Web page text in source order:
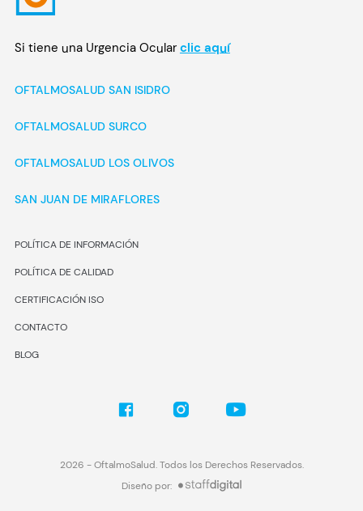
Si tiene una Urgencia Ocular clic aquí
OFTALMOSALUD SAN ISIDRO
OFTALMOSALUD SURCO
OFTALMOSALUD LOS OLIVOS
SAN JUAN DE MIRAFLORES
POLÍTICA DE INFORMACIÓN
POLÍTICA DE CALIDAD
CERTIFICACIÓN ISO
CONTACTO
BLOG
2026 - OftalmoSalud. Todos los Derechos Reservados.
Diseño por: